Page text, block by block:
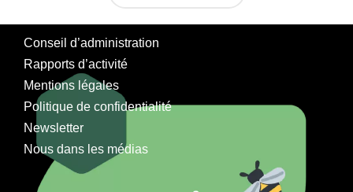
Conseil d’administration
Rapports d’activité
Mentions légales
Politique de confidentialité
Newsletter
Nous dans les médias